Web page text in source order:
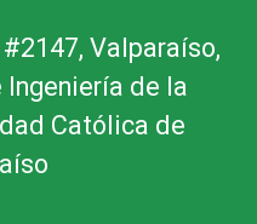
Valparaíso,
de la
Católica de